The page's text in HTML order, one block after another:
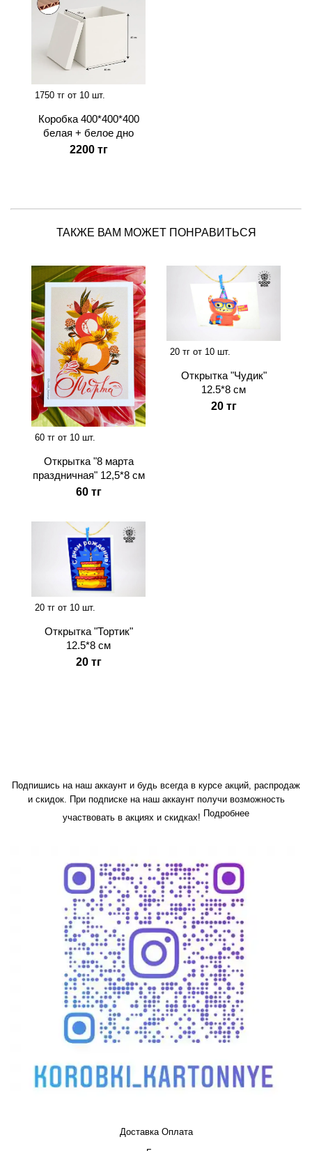
1750 тг от 10 шт.
Коробка 400*400*400
белая + белое дно
2200 тг
ТАКЖЕ ВАМ МОЖЕТ ПОНРАВИТЬСЯ
60 тг от 10 шт.
Открытка "8 марта
праздничная" 12,5*8 см
60 тг
20 тг от 10 шт.
Открытка "Чудик"
12.5*8 см
20 тг
20 тг от 10 шт.
Открытка "Тортик"
12.5*8 см
20 тг
Подпишись на наш аккаунт и будь всегда в курсе акций, распродаж
и скидок. При подписке на наш аккаунт получи возможность
участвовать в акциях и скидках! Подробнее
Доставка Оплата